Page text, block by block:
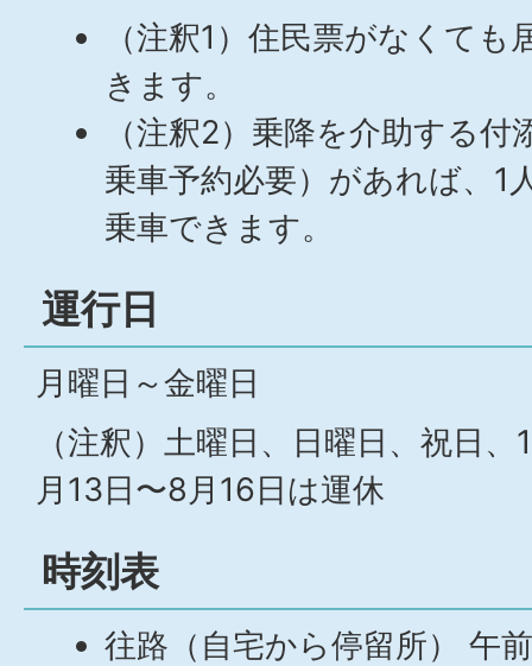
（注釈1）住民票がなくて
きます。
（注釈2）乗降を介助する
乗車予約必要）があれば、1
乗車できます。
運行日
月曜日～金曜日
（注釈）土曜日、日曜日、祝日
月13日〜8月16日は運休
時刻表
往路（自宅から停留所） 午